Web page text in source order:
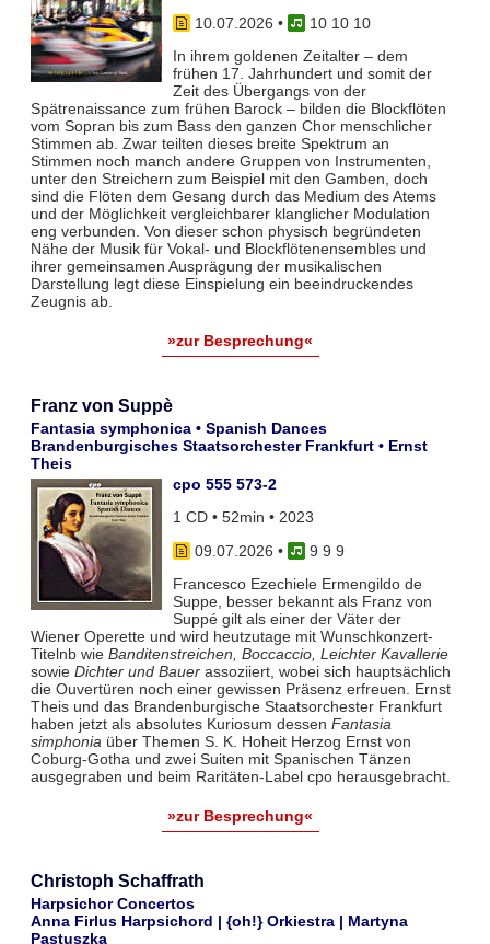
10.07.2026 •
10 10 10
In ihrem goldenen Zeitalter – dem
frühen 17. Jahrhundert und somit der
Zeit des Übergangs von der
Spätrenaissance zum frühen Barock – bilden die Blockflöten
vom Sopran bis zum Bass den ganzen Chor menschlicher
Stimmen ab. Zwar teil­ten dieses breite Spektrum an
Stimmen noch manch andere Gruppen von Instrumenten,
unter den Streichern zum Bei­spiel mit den Gamben, doch
sind die Flöten dem Gesang durch das Medium des Atems
und der Möglichkeit vergleich­barer klanglicher Modulation
eng verbunden. Von dieser schon physisch begründeten
Nähe der Musik für Vokal- und Blockflö­tenensembles und
ihrer gemeinsamen Ausprägung der musikalischen
Darstellung legt diese Einspielung ein beeindruckendes
Zeugnis ab.
»zur Besprechung«
Franz von Suppè
Fantasia symphonica • Spanish Dances
Brandenburgisches Staatsorchester Frankfurt • Ernst
Theis
cpo 555 573-2
1 CD • 52min • 2023
09.07.2026 •
9 9 9
Francesco Ezechiele Ermengildo de
Suppe, besser bekannt als Franz von
Suppé gilt als einer der Väter der
Wiener Operette und wird heutzutage mit Wunschkonzert-
Titelnb wie Banditenstreichen, Boccaccio, Leichter Kavallerie
sowie Dichter und Bauerassoziiert, wobei sich hauptsächlich
die Ouvertüren noch einer gewissen Präsenz erfreuen. Ernst
Theis und das Brandenburgische Staatsorchester Frankfurt
haben jetzt als absolutes Kuriosum dessen Fantasia
simphoniaüber Themen S. K. Hoheit Herzog Ernst von
Coburg-Gotha und zwei Suiten mit Spanischen Tänzen
ausgegraben und beim Raritäten-Label cpo herausgebracht.
»zur Besprechung«
Christoph Schaffrath
Harpsichor Concertos
Anna Firlus Harpsichord | {oh!} Orkiestra | Martyna
Pastuszka